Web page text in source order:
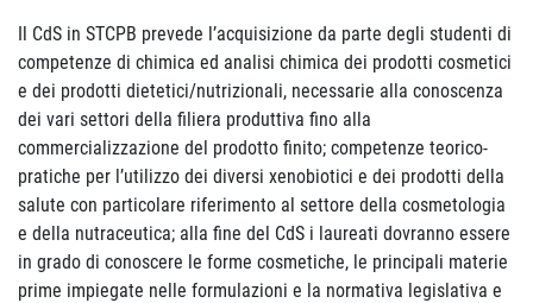
Il CdS in STCPB prevede l’acquisizione da parte degli studenti di
competenze di chimica ed analisi chimica dei prodotti cosmetici
e dei prodotti dietetici/nutrizionali, necessarie alla conoscenza
dei vari settori della filiera produttiva fino alla
commercializzazione del prodotto finito; competenze teorico-
pratiche per l’utilizzo dei diversi xenobiotici e dei prodotti della
salute con particolare riferimento al settore della cosmetologia
e della nutraceutica; alla fine del CdS i laureati dovranno essere
in grado di conoscere le forme cosmetiche, le principali materie
prime impiegate nelle formulazioni e la normativa legislativa e